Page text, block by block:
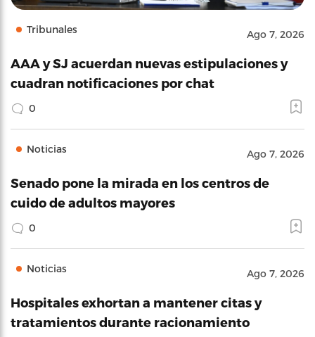
Tribunales Ago 7, 2026
AAA y SJ acuerdan nuevas estipulaciones y
cuadran notificaciones por chat
0
Noticias Ago 7, 2026
Senado pone la mirada en los centros de
cuido de adultos mayores
0
Noticias Ago 7, 2026
Hospitales exhortan a mantener citas y
tratamientos durante racionamiento